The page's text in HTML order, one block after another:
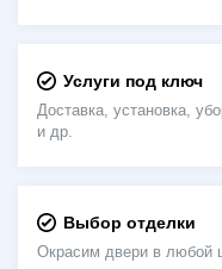
Услуги под ключ
Доставка, установка,
и др.
Выбор отделки
Окрасим двери в любой